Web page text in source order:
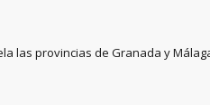
las provincias de Granada y